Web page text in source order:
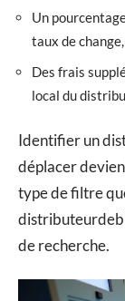
Un
taux de
Des frais
local du
Identifier un
déplacer
type de filtre
de recherche.